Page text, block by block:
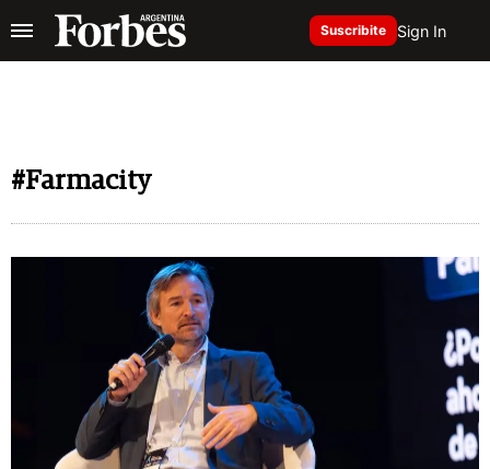
Suscribite Sign In
#Farmacity